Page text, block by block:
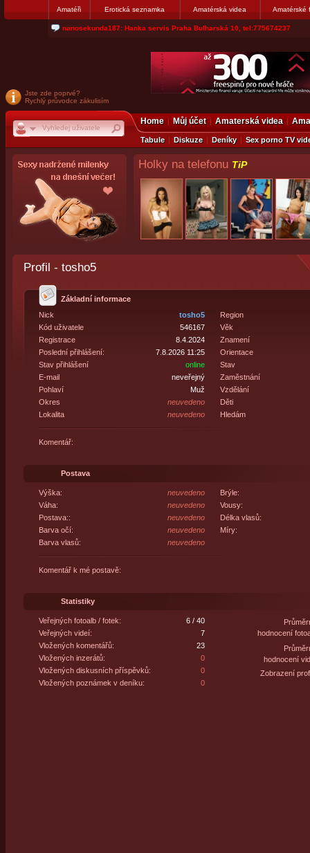
Amatéři Erotická seznamka Amatérská videa Amatérské
nanosekunda187: Hanka servis Praha Bulharská 10, tel:775674237
Jste zde poprvé?
Rychlý průvodce zákulisím
Home Můj účet Amaterská videa
Tabule Diskuze Deníky Sex porno TV
Holky na telefonu TiP
Profil - tosho5
Základní informace
Nick
tosho5
Kód uživatele
546167
Registrace
8.4.2024
Poslední přihlášení:
7.8.2026 11:25
Stav přihlášení
online
E-mail
neveřejný
Pohlaví
Muž
Okres
neuvedeno
Lokalita
neuvedeno
Region
Věk
Znamení
Orientace
Stav
Zaměstnání
Vzdělání
Děti
Hledám
Komentář:
Postava
Výška:
neuvedeno
Váha:
neuvedeno
Postava::
neuvedeno
Barva očí:
neuvedeno
Barva vlasů:
neuvedeno
Brýle:
Vousy:
Délka vlasů:
Míry:
Komentář k mé postavě:
Statistiky
Veřejných fotoalb / fotek:
6 / 40
Veřejných videí:
7
Vložených komentářů:
23
Vložených inzerátů:
0
Vložených diskusních příspěvků:
0
Vložených poznámek v deníku:
0
hodnocení
hodnocení
Zobrazení